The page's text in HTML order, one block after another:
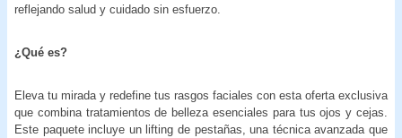
reflejando salud y cuidado sin esfuerzo.
¿Qué es?
Eleva tu mirada y redefine tus rasgos faciales con esta oferta exclusiva
que combina tratamientos de belleza esenciales para tus ojos y cejas.
Este paquete incluye un lifting de pestañas, una técnica avanzada que